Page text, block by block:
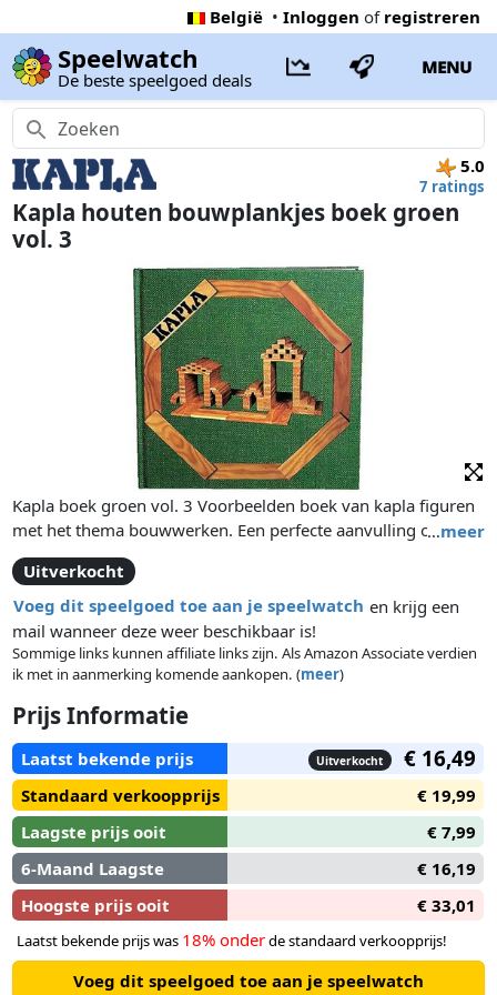
België • Inloggen of registreren
Speelwatch
De beste speelgoed deals
MENU
5.0
7 ratings
Kapla houten bouwplankjes boek groen
vol. 3
…meer
Kapla boek groen vol. 3 Voorbeelden boek van kapla figuren
met het thema bouwwerken. Een perfecte aanvulling om
meer inspiratie te krijgen in de wereld van Kapla.
Uitverkocht
Voeg dit speelgoed toe aan je speelwatch en krijg een
mail wanneer deze weer beschikbaar is!
Sommige links kunnen affiliate links zijn. Als Amazon Associate verdien
ik met in aanmerking komende aankopen. (meer)
Prijs Informatie
Laatst bekende prijs Uitverkocht € 16,49
Standaard verkoopprijs
€ 19,99
Laagste prijs ooit
€ 7,99
6-Maand Laagste
€ 16,19
Hoogste prijs ooit
€ 33,01
Laatst bekende prijs was 18% onderde standaard verkoopprijs!
Voeg dit speelgoed toe aan je speelwatch